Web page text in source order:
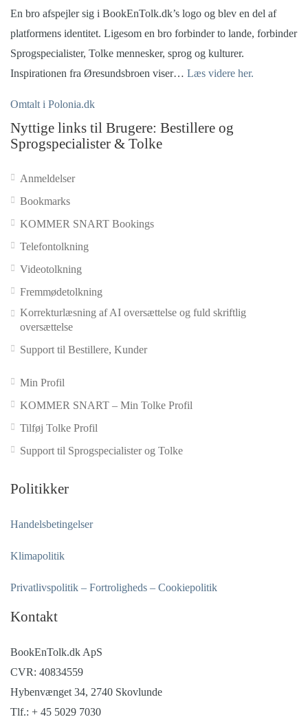
En bro afspejler sig i BookEnTolk.dk’s logo og blev en del af
platformens identitet. Ligesom en bro forbinder to lande, forbinder
Sprogspecialister, Tolke mennesker, sprog og kulturer.
Inspirationen fra Øresundsbroen viser… Læs videre her.
Omtalt i Polonia.dk
Nyttige links til Brugere: Bestillere og
Sprogspecialister & Tolke
Anmeldelser
Bookmarks
KOMMER SNART Bookings
Telefontolkning
Videotolkning
Fremmødetolkning
Korrekturlæsning af AI oversættelse og fuld skriftlig
oversættelse
Support til Bestillere, Kunder
Min Profil
KOMMER SNART – Min Tolke Profil
Tilføj Tolke Profil
Support til Sprogspecialister og Tolke
Politikker
Handelsbetingelser
Klimapolitik
Privatlivspolitik – Fortroligheds – Cookiepolitik
Kontakt
BookEnTolk.dk ApS
CVR: 40834559
Hybenvænget 34, 2740 Skovlunde
Tlf.: + 45 5029 7030